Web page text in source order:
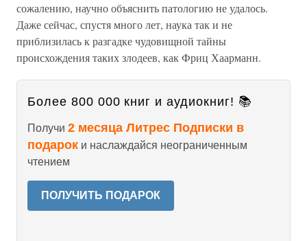
сожалению, научно объяснить патологию не удалось.
Даже сейчас, спустя много лет, наука так и не
приблизилась к разгадке чудовищной тайны
происхождения таких злодеев, как Фриц Хаарманн.
Более 800 000 книг и аудиокниг! 📚
Получи 2 месяца Литрес Подписки в
подарок и наслаждайся неограниченным
чтением
ПОЛУЧИТЬ ПОДАРОК